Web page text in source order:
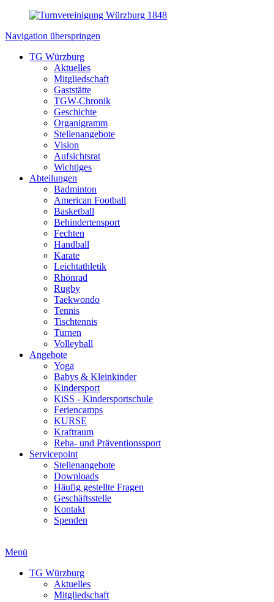
Navigation überspringen
TG Würzburg
Aktuelles
Mitgliedschaft
Gaststätte
TGW-Chronik
Geschichte
Organigramm
Stellenangebote
Vision
Aufsichtsrat
Wichtiges
Abteilungen
Badminton
American Football
Basketball
Behindertensport
Fechten
Handball
Karate
Leichtathletik
Rhönrad
Rugby
Taekwondo
Tennis
Tischtennis
Turnen
Volleyball
Angebote
Yoga
Babys & Kleinkinder
Kindersport
KiSS - Kindersportschule
Feriencamps
KURSE
Kraftraum
Reha- und Präventionssport
Servicepoint
Stellenangebote
Downloads
Häufig gestellte Fragen
Geschäftsstelle
Kontakt
Spenden
Menü
TG Würzburg
Aktuelles
Mitgliedschaft